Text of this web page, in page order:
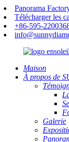
Panorama
Télécharger les
+86-595-
Maison
À propos de
Galerie